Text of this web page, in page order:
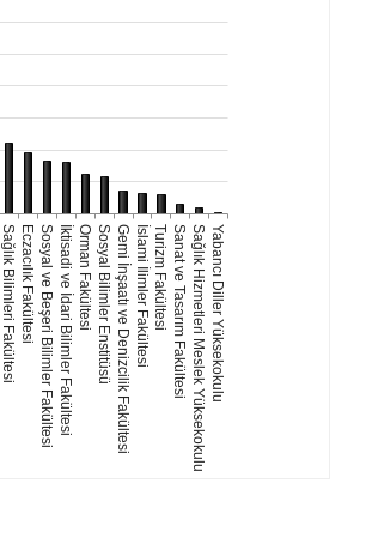
Sağlık Bilimleri FakültesiEczacılık FakültesiSosyal ve Beşeri Bilimler Fakültesiİktisadi ve İdari Bilimler FakültesiOrman FakültesiSosyal Bilimler EnstitüsüGemi İnşaatı ve Denizcilik Fakültesiİslami İlimler FakültesiTurizm FakültesiSanat ve Tasarım FakültesiSağlık Hizmetleri Meslek YüksekokuluYabancı Diller Yüksekokulu